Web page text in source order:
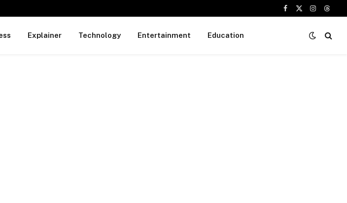
Facebook
X
Instagram
Explainer Technology Entertainment Education